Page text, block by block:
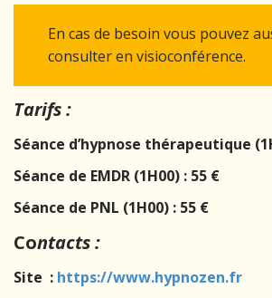
En cas de besoin vous pouvez
consulter en visioconférence.
Tarifs :
Séance d’hypnose thérapeutique
Séance de EMDR (1H00) : 55 €
Séance de PNL (1H00) : 55 €
Contacts :
Site : https://www.hypnozen.fr